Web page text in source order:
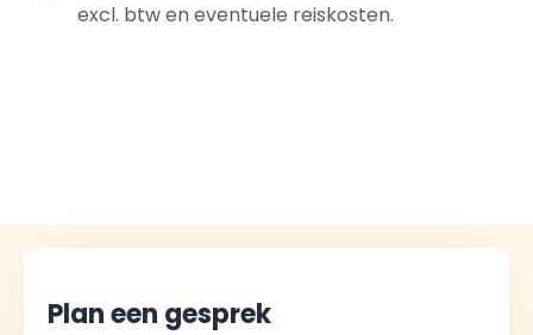
excl. btw en eventuele reiskosten.
Plan een gesprek